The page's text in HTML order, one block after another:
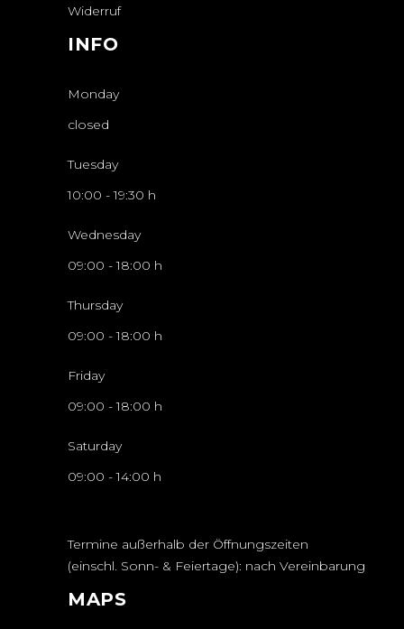
Widerruf
INFO
Monday
closed
Tuesday
10:00 - 19:30 h
Wednesday
09:00 - 18:00 h
Thursday
09:00 - 18:00 h
Friday
09:00 - 18:00 h
Saturday
09:00 - 14:00 h
Termine außerhalb der Öffnungszeiten
(einschl. Sonn- & Feiertage): nach Vereinbarung
MAPS